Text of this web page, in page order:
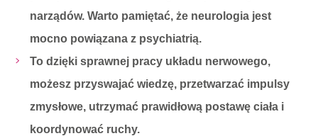
narządów. Warto pamiętać, że neurologia jest
mocno powiązana z psychiatrią.
To dzięki sprawnej pracy układu nerwowego,
możesz przyswajać wiedzę, przetwarzać impulsy
zmysłowe, utrzymać prawidłową postawę ciała i
koordynować ruchy.